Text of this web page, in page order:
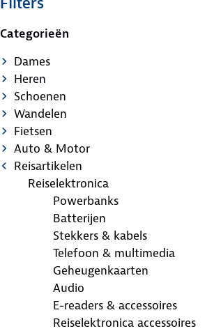
Categorieën
Dames
Heren
Schoenen
Wandelen
Fietsen
Auto & Motor
Reisartikelen
Reiselektronica
Powerbanks
Batterijen
Stekkers & kabels
Telefoon & multimedia
Geheugenkaarten
Audio
E-readers & accessoires
Reiselektronica accessoires